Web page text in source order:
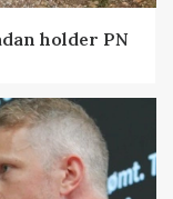
holder PN